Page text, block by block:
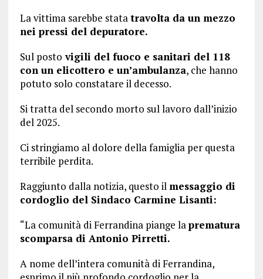
La vittima sarebbe statatravolta da un mezzo
nei pressi del depuratore.
Sul posto vigili del fuoco e sanitari del 118
con un elicottero e un’ambulanza, che hanno
potuto solo constatare il decesso.
Si tratta del secondo morto sul lavoro dall’inizio
del 2025.
Ci stringiamo al dolore della famiglia per questa
terribile perdita.
Raggiunto dalla notizia, questo il messaggio di
cordoglio del Sindaco Carmine Lisanti:
“La comunità di Ferrandina piange laprematura
scomparsa di Antonio Pirretti.
A nome dell’intera comunità di Ferrandina,